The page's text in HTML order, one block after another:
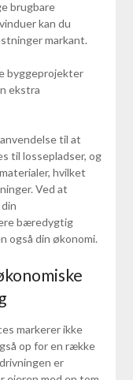
brugbare
kan du
markant.
byggeprojekter
ekstra
til at
til lossepladser, og
hvilket
Ved at
bæredygtig
også din økonomi.
markerer ikke
op for en række
er